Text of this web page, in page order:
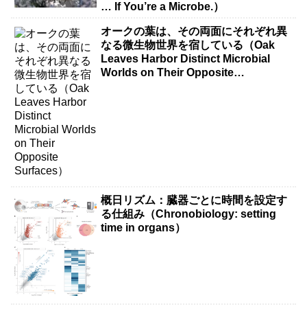
… If You’re a Microbe.）
オークの葉は、その両面にそれぞれ異
なる微生物世界を宿している（Oak
Leaves Harbor Distinct Microbial
Worlds on Their Opposite
概日リズム：臓器ごとに時間を設定す
る仕組み（Chronobiology: setting
time in organs）